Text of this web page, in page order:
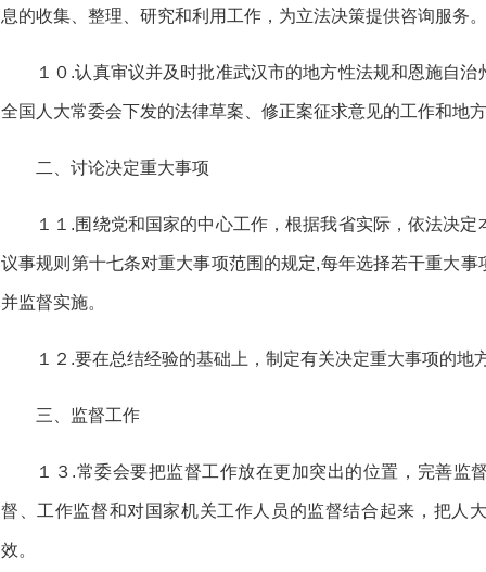
息的收集、整理、研究和利用工作，为立法决策提供咨询服务。
１０.认真审议并及时批准武汉市的地方性法规和恩施自
全国人大常委会下发的法律草案、修正案征求意见的工作和地
二、讨论决定重大事项
１１.围绕党和国家的中心工作，根据我省实际，依法决
议事规则第十七条对重大事项范围的规定,每年选择若干重大
并监督实施。
１２.要在总结经验的基础上，制定有关决定重大事项的地
三、监督工作
１３.常委会要把监督工作放在更加突出的位置，完善监
督、工作监督和对国家机关工作人员的监督结合起来，把人
效。